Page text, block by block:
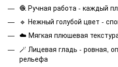
🧶 Ручная работа - каждый
🔹 Нежный голубой цвет -
☁️ Мягкая плюшевая
🪄 Лицевая гладь - ровная,
рельефа